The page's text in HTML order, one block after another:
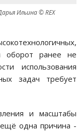
Ильина © REX
оборот ранее не
использования
задач требует
и масштабы
ещё одна причина -